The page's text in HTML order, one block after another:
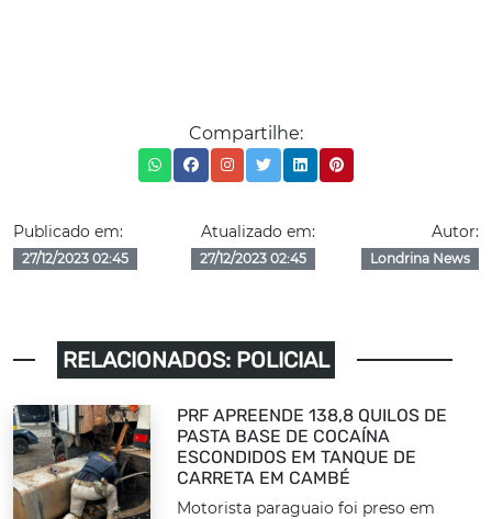
Compartilhe:
Publicado em:
27/12/2023 02:45
Atualizado em:
27/12/2023 02:45
Autor:
Londrina News
RELACIONADOS: POLICIAL
PRF APREENDE 138,8 QUILOS DE
PASTA BASE DE COCAÍNA
ESCONDIDOS EM TANQUE DE
CARRETA EM CAMBÉ
Motorista paraguaio foi preso em